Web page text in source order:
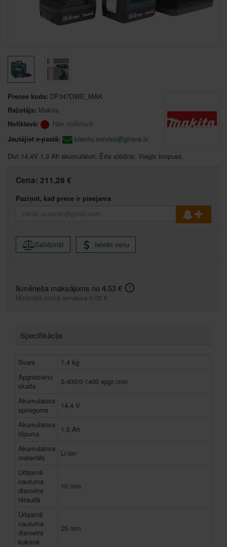
Preces kods: DF347DWE_MAK
Ražotājs: Makita
Noliktavā:
Nav noliktavā
Jautājiet e-pastā:
klientu.serviss@gitana.lv
Divi 14,4V 1,3 Ah akumulatori. Ērts slēdzis. Viegls korpuss.
Cena: 211,28 €
Paziņot, kad prece ir pieejama
Salīdzināt Ieteikt cenu
Ikmēneša maksājums no 4.53 €
Minimālā pirmā iemaksa 0.00 €
Specifikācija
Svars
1,4 kg
Apgriezienu
skaits
0-400/0-1400 apgr./min
Akumulatora
spriegums
14,4 V
Akumulatora
tilpums
1,5 Ah
Akumulatora
materiāls
Li-ion
Urbjamā
cauruma
diametrs
tēraudā
10 mm
Urbjamā
cauruma
diametrs
koksnē
25 mm